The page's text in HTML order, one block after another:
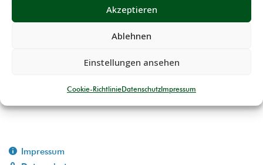
Akzeptieren
Ablehnen
Einstellungen ansehen
Cookie-RichtlinieDatenschutzImpressum
Meter Auflage und 100 Meter freihand, zum
Wettkampf am 25.10.2020.
Ergebnisse KM 2021 GK-Revolver und GK-Pistole
Ergebnisse Kreismeisterschaft KK 100 Meter, Bogen und
Impressum